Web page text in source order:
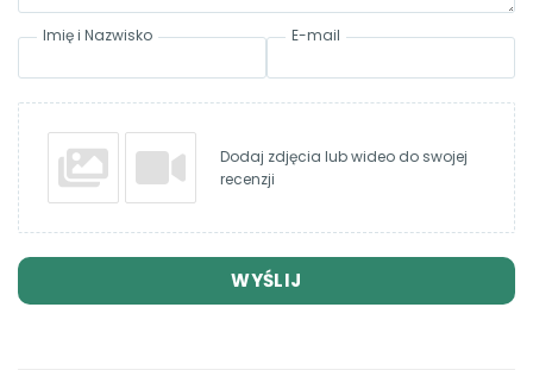
Imię i Nazwisko E-mail
Dodaj zdjęcia lub wideo do swojej
recenzji
WYŚLIJ